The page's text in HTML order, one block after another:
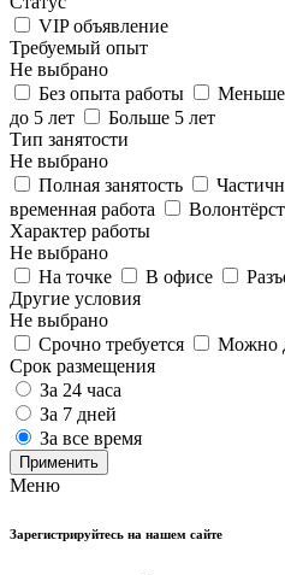
VIP объявление
Требуемый опыт
Не выбрано
Без опыта работы
Меньше
до 5 лет
Больше 5 лет
Тип занятости
Не выбрано
Полная занятость
временная работа
Характер работы
Не выбрано
На точке
В офисе
Другие условия
Не выбрано
Срочно требуется
Можно
Срок размещения
За 24 часа
За 7 дней
За все время
Применить
Меню
Зарегистрируйтесь на нашем сайте